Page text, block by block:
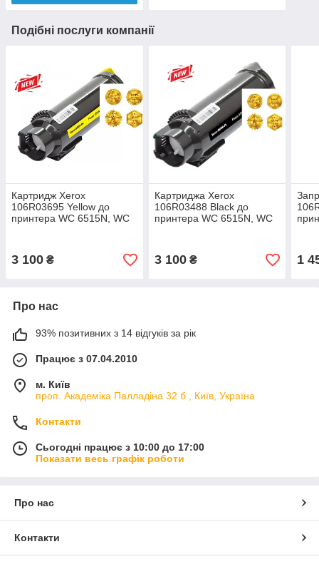
Подібні послуги компанії
Картридж Xerox
106R03695 Yellow до
принтера WC 6515N, WC
3 100 ₴
Картриджа Xerox
106R03488 Black до
принтера WC 6515N, WC
3 100₴ 1
Про нас
93% позитивних з 14 відгуків за рік
Працює з 07.04.2010
м. Київ
проп. Академіка Палладіна 32 б , Київ, Україна
Контакти
Сьогодні працює з 10:00 до 17:00
Показати весь графік роботи
Про нас
Контакти